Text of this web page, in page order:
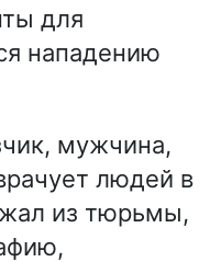
для
нападению
мужчина,
людей в
из тюрьмы,